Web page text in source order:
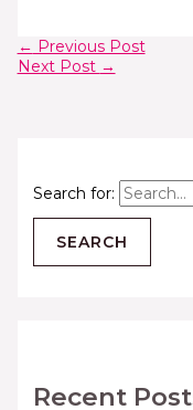
Search for:
Recent
← Previous Post
Next Post →